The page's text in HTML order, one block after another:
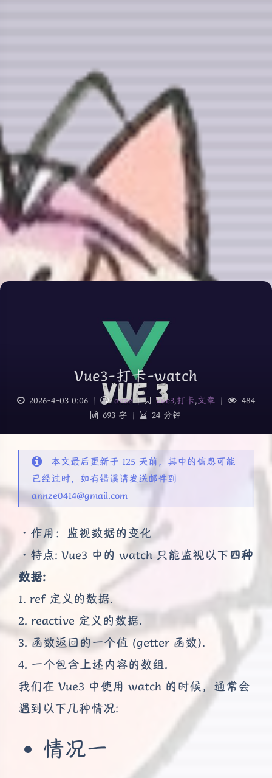
Vue3-打卡-watch
2026-4-03 0:06 | anze | Vue3,打卡,文章 |
484
693 字 | 24 分钟
本文最后更新于 125 天前，其中的信息可能
已经过时，如有错误请发送邮件到
annze0414@gmail.com
・作用：监视数据的变化
・特点: Vue3 中的 watch 只能监视以下 四种
数据:
1. ref 定义的数据.
2. reactive 定义的数据.
3. 函数返回的一个值 (getter 函数).
4. 一个包含上述内容的数组.
我们在 Vue3 中使用 watch 的时候，通常会
遇到以下几种情况:
情况一